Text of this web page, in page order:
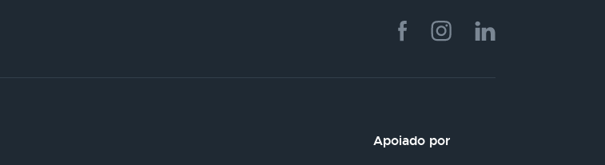
Apoiado por